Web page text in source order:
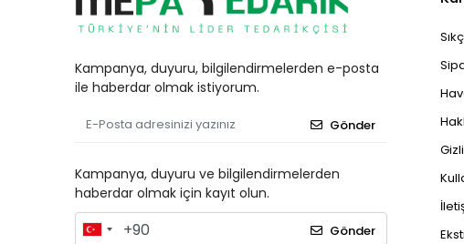
Kampanya, duyuru, bilgilendirmelerden e-posta
ile haberdar olmak istiyorum.
Gönder
Kampanya, duyuru ve bilgilendirmelerden
haberdar olmak için kayıt olun.
Gönder